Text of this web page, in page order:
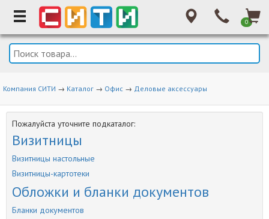
0
Компания СИТИ → Каталог → Офис → Деловые аксессуары
Пожалуйста уточните подкаталог:
Визитницы
Визитницы настольные
Визитницы-картотеки
Обложки и бланки документов
Бланки документов